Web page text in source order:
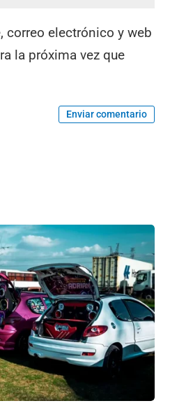
correo electrónico y web
la próxima vez que
Enviar comentario